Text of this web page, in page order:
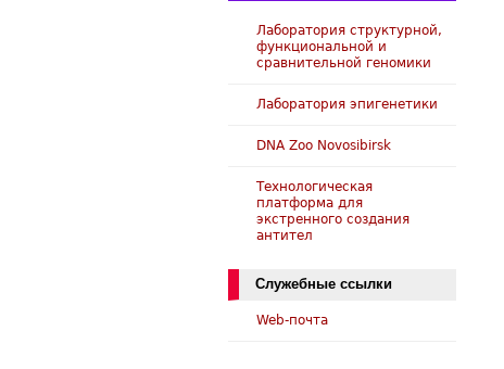
Лаборатория структурной,
функциональной и
сравнительной геномики
Лаборатория эпигенетики
DNA Zoo Novosibirsk
Технологическая
платформа для
экстренного создания
антител
Служебные ссылки
Web-почта